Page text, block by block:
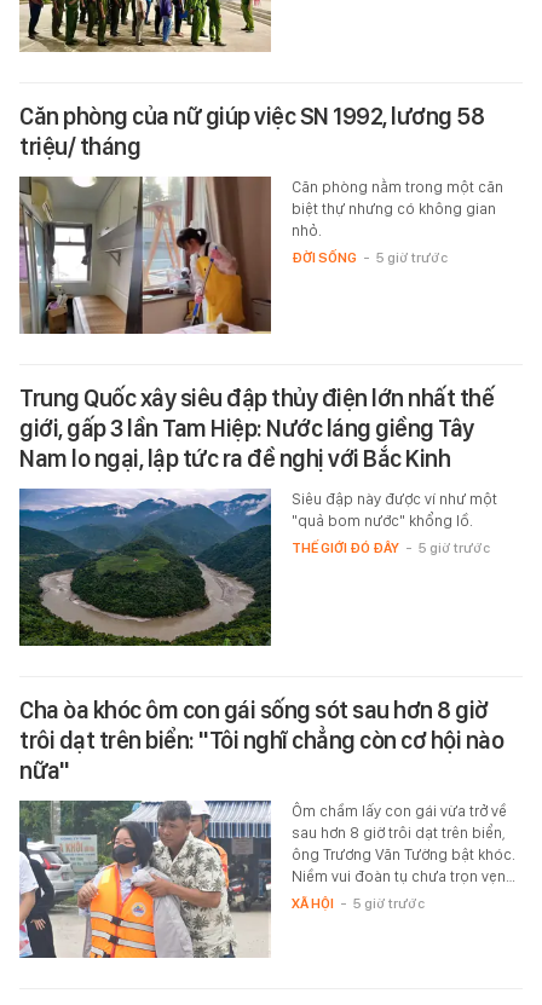
Căn phòng của nữ giúp việc SN 1992, lương 58
triệu/ tháng
Căn phòng nằm trong một căn
biệt thự nhưng có không gian
nhỏ.
ĐỜI SỐNG - 5 giờ trước
Trung Quốc xây siêu đập thủy điện lớn nhất thế
giới, gấp 3 lần Tam Hiệp: Nước láng giềng Tây
Nam lo ngại, lập tức ra đề nghị với Bắc Kinh
Siêu đập này được ví như một
"quả bom nước" khổng lồ.
THẾ GIỚI ĐÓ ĐÂY - 5 giờ trước
Cha òa khóc ôm con gái sống sót sau hơn 8 giờ
trôi dạt trên biển: "Tôi nghĩ chẳng còn cơ hội nào
nữa"
Ôm chầm lấy con gái vừa trở về
sau hơn 8 giờ trôi dạt trên biển,
ông Trương Văn Tường bật khóc.
Niềm vui đoàn tụ chưa trọn vẹn…
XÃ HỘI - 5 giờ trước